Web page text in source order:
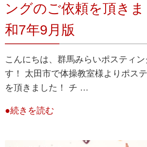
ングのご依頼を頂き
和7年9月版
こんにちは、群馬みらいポスティ
す！ 太田市で体操教室様よりポス
を頂きました！ チ …
●続きを読む